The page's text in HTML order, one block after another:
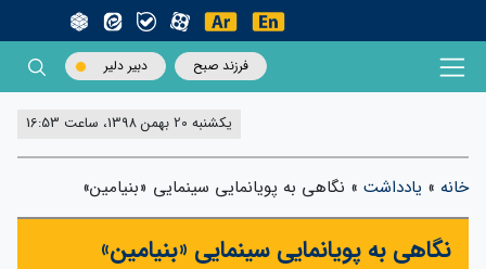
فرزند صبح دبیر دلیر
یکشنبه 20 بهمن 1398، ساعت 16:53
خانه » یادداشت » نگاهی به پویانمایی سینمایی «بنیامین»
نگاهی به پویانمایی سینمایی «بنیامین»